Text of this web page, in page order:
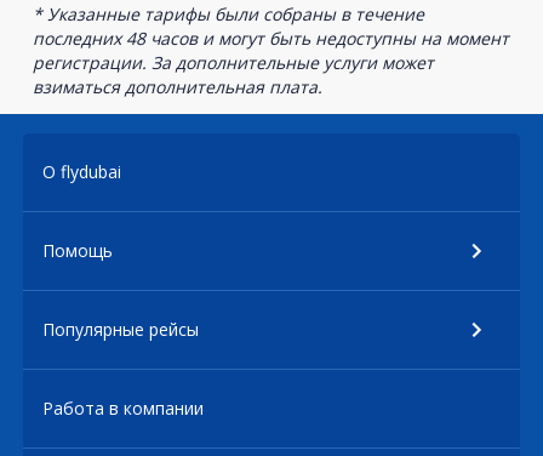
* Указанные тарифы были собраны в течение
последних 48 часов и могут быть недоступны на момент
регистрации. За дополнительные услуги может
взиматься дополнительная плата.
О flydubai
Помощь
Популярные рейсы
Работа в компании